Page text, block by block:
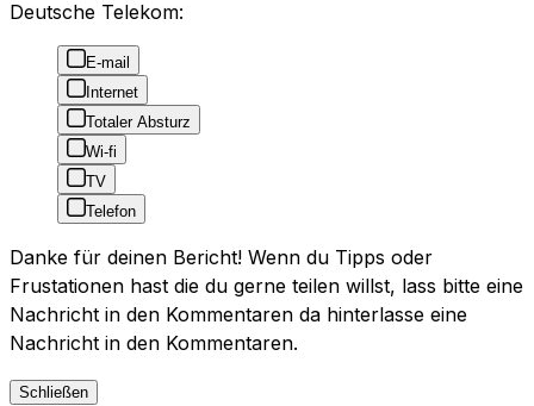
Deutsche Telekom:
E-mail
Internet
Totaler Absturz
Wi-fi
TV
Telefon
Danke für deinen Bericht! Wenn du Tipps oder
Frustationen hast die du gerne teilen willst, lass bitte eine
Nachricht in den Kommentaren da hinterlasse eine
Nachricht in den Kommentaren.
Schließen